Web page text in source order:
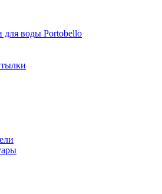
воды Portobello